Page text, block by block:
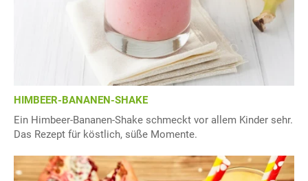
HIMBEER-BANANEN-SHAKE
Ein Himbeer-Bananen-Shake schmeckt vor allem Kinder sehr.
Das Rezept für köstlich, süße Momente.